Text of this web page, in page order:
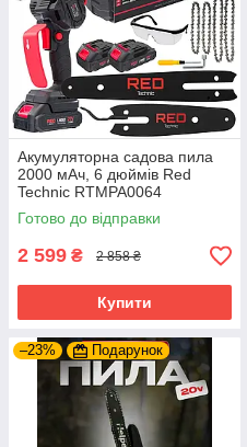
Акумуляторна садова пила
2000 мАч, 6 дюймів Red
Technic RTMPA0064
Готово до відправки
2 599 ₴ 2 858 ₴
Купити
–23% Подарунок